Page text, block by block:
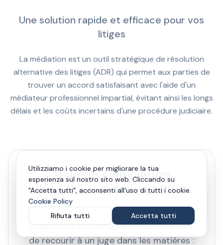
Une solution rapide et efficace pour vos
litiges
La médiation est un outil stratégique de résolution
alternative des litiges (ADR) qui permet aux parties de
trouver un accord satisfaisant avec l'aide d'un
médiateur professionnel impartial, évitant ainsi les longs
délais et les coûts incertains d'une procédure judiciaire.
Matières Obligatoires
(Condition de Recevabilité)
Par la loi, la tentative de médiation est
obligatoire et doit être effectuée avant
de recourir à un juge dans les matières :
Utilizziamo i cookie per migliorare la tua
esperienza sul nostro sito web. Cliccando su
"Accetta tutti", acconsenti all'uso di tutti i cookie.
Cookie Policy
Rifiuta tutti
Accetta tutti